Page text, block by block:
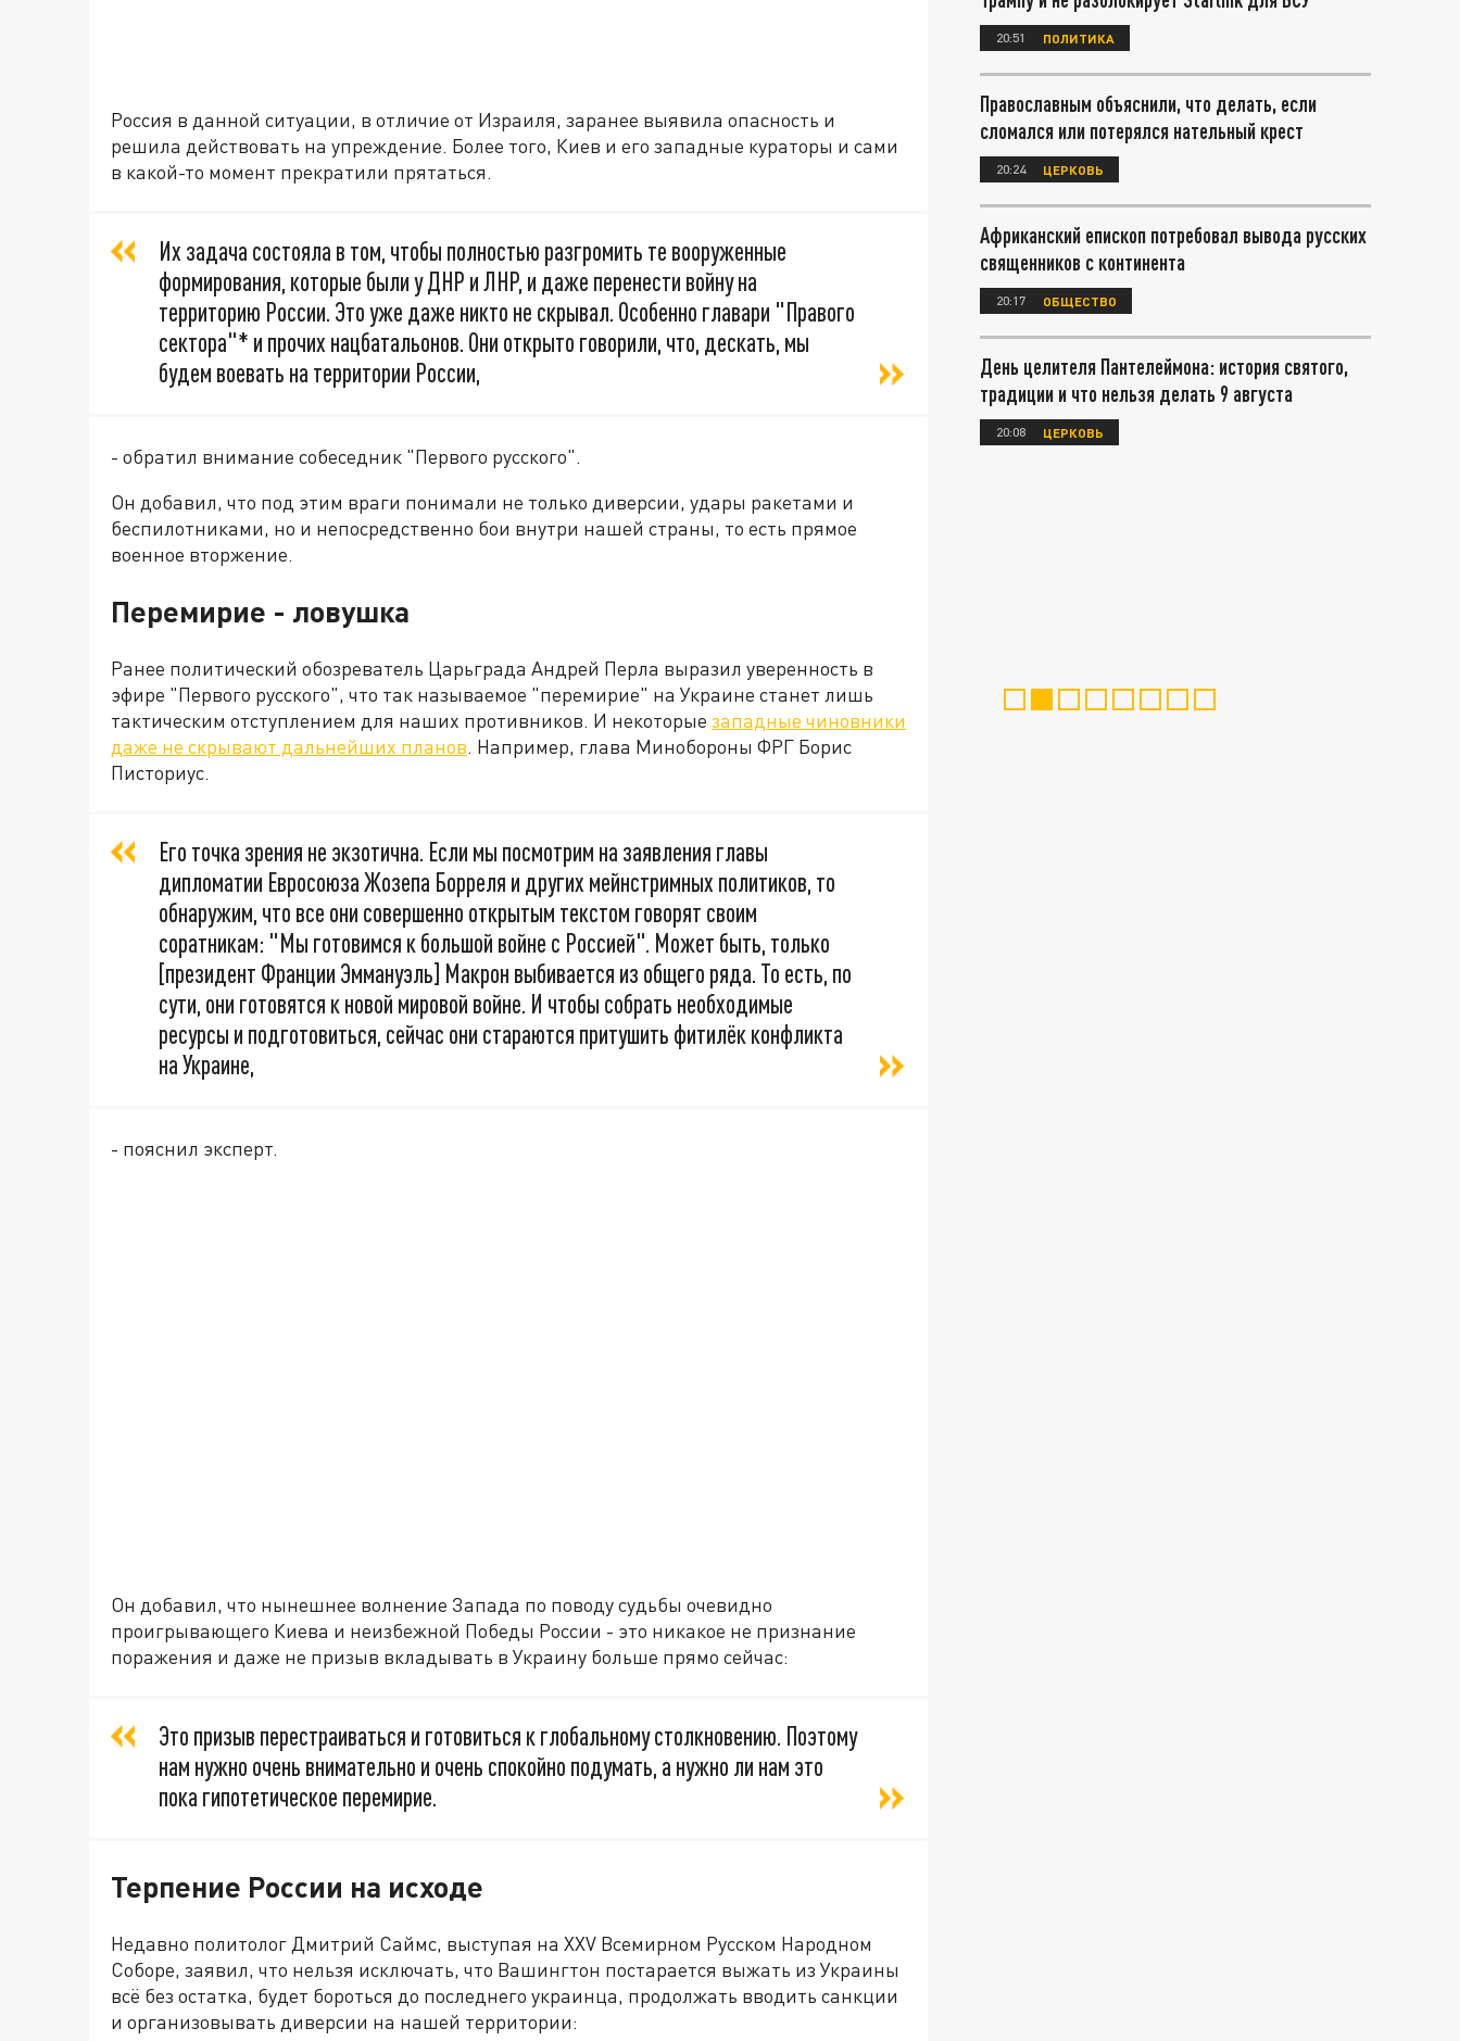
Россия в данной ситуации, в отличие от Израиля, заранее выявила опасность и
решила действовать на упреждение. Более того, Киев и его западные кураторы и сами
в какой-то момент прекратили прятаться.
Их задача состояла в том, чтобы полностью разгромить те вооруженные
формирования, которые были у ДНР и ЛНР, и даже перенести войну на
территорию России. Это уже даже никто не скрывал. Особенно главари "Правого
сектора"* и прочих нацбатальонов. Они открыто говорили, что, дескать, мы
будем воевать на территории России,
- обратил внимание собеседник "Первого русского".
Он добавил, что под этим враги понимали не только диверсии, удары ракетами и
беспилотниками, но и непосредственно бои внутри нашей страны, то есть прямое
военное вторжение.
Перемирие - ловушка
Ранее политический обозреватель Царьграда Андрей Перла выразил уверенность в
эфире "Первого русского", что так называемое "перемирие" на Украине станет лишь
тактическим отступлением для наших противников. И некоторые западные чиновники
даже не скрывают дальнейших планов. Например, глава Минобороны ФРГ Борис
Писториус.
Его точка зрения не экзотична. Если мы посмотрим на заявления главы
дипломатии Евросоюза Жозепа Борреля и других мейнстримных политиков, то
обнаружим, что все они совершенно открытым текстом говорят своим
соратникам: "Мы готовимся к большой войне с Россией". Может быть, только
[президент Франции Эммануэль] Макрон выбивается из общего ряда. То есть, по
сути, они готовятся к новой мировой войне. И чтобы собрать необходимые
ресурсы и подготовиться, сейчас они стараются притушить фитилёк конфликта
на Украине,
- пояснил эксперт.
Он добавил, что нынешнее волнение Запада по поводу судьбы очевидно
проигрывающего Киева и неизбежной Победы России - это никакое не признание
поражения и даже не призыв вкладывать в Украину больше прямо сейчас:
Это призыв перестраиваться и готовиться к глобальному столкновению. Поэтому
нам нужно очень внимательно и очень спокойно подумать, а нужно ли нам это
пока гипотетическое перемирие.
Терпение России на исходе
Недавно политолог Дмитрий Саймс, выступая на XXV Всемирном Русском Народном
Соборе, заявил, что нельзя исключать, что Вашингтон постарается выжать из Украины
всё без остатка, будет бороться до последнего украинца, продолжать вводить санкции
и организовывать диверсии на нашей территории:
20:51 ПОЛИТИКА
Православным объяснили, что делать, если
сломался или потерялся нательный крест
20:24 ЦЕРКОВЬ
Африканский епископ потребовал вывода русских
священников с континента
20:17 ОБЩЕСТВО
День целителя Пантелеймона: история святого,
традиции и что нельзя делать 9 августа
20:08 ЦЕРКОВЬ